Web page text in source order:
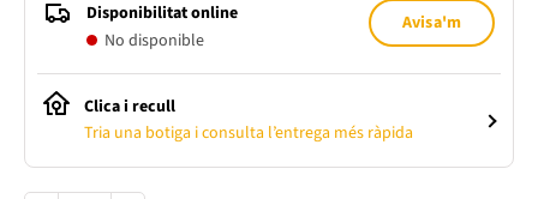
Disponibilitat online
No disponible
Avisa'm
Clica i recull
Tria una botiga i consulta l’entrega més ràpida